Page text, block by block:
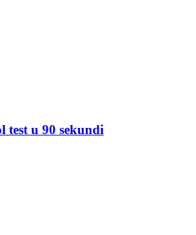
test u 90 sekundi